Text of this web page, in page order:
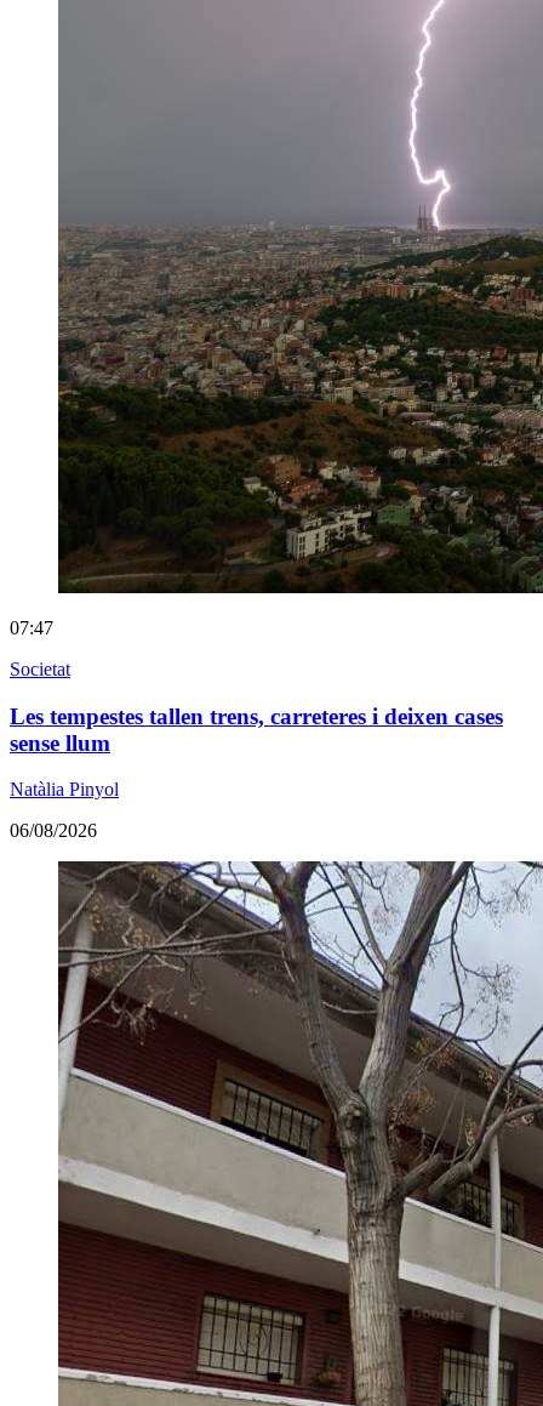
07:47
Societat
Les tempestes tallen trens, carreteres i deixen cases
sense llum
Natàlia Pinyol
06/08/2026